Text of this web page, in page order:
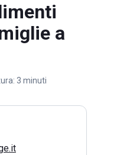
a
3 minuti